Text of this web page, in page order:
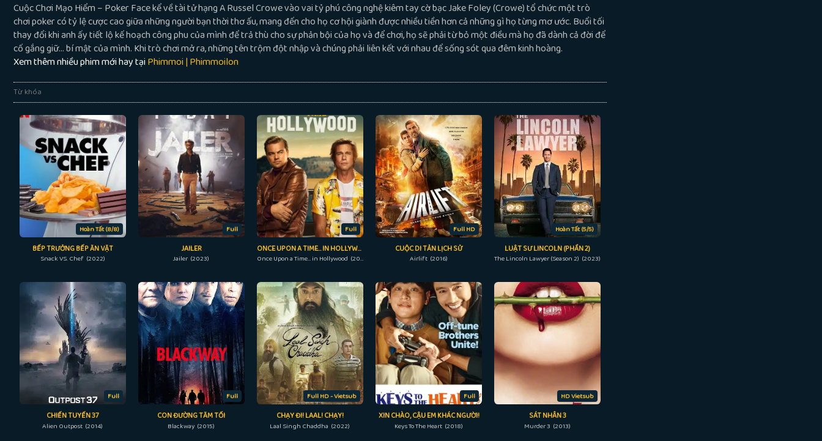
Cuộc Chơi Mạo Hiểm – Poker Face kể về tài tử hạng A Russel Crowe vào vai tỷ phú công nghệ kiêm tay cờ bạc Jake Foley (Crowe) tổ chức một trò
chơi poker có tỷ lệ cược cao giữa những người bạn thời thơ ấu, mang đến cho họ cơ hội giành được nhiều tiền hơn cả những gì họ từng mơ ước. Buổi tối
thay đổi khi anh ấy tiết lộ kế hoạch công phu của mình để trả thù cho sự phản bội của họ và để chơi, họ sẽ phải từ bỏ một điều mà họ đã dành cả đời để
cố gắng giữ… bí mật của mình. Khi trò chơi mở ra, những tên trộm đột nhập và chúng phải liên kết với nhau để sống sót qua đêm kinh hoàng.
Xem thêm nhiều phim mới hay tạiPhimmoi | Phimmoilon
Từ khóa
Hoàn Tất (8/8)
BẾP TRƯỞNG BẾP ĂN VẶT
Snack VS. Chef (2022)
Full
JAILER
Jailer (2023)
Full
ONCE UPON A TIME… IN HOLLYWOOD
Once Upon a Time… in Hollywood (2019)
Full HD
CUỘC DI TẢN LỊCH SỬ
Airlift (2016)
Hoàn Tất (5/5)
LUẬT SƯ LINCOLN (PHẦN 2)
The Lincoln Lawyer (Season 2) (2023)
Full
CHIẾN TUYẾN 37
Alien Outpost (2014)
Full
CON ĐƯỜNG TĂM TỐI
Blackway (2015)
Full HD - Vietsub
CHẠY ĐI! LAAL! CHẠY!
Laal Singh Chaddha (2022)
Full
XIN CHÀO, CẬU EM KHÁC NGƯỜI!
Keys To The Heart (2018)
HD Vietsub
SÁT NHÂN 3
Murder 3 (2013)